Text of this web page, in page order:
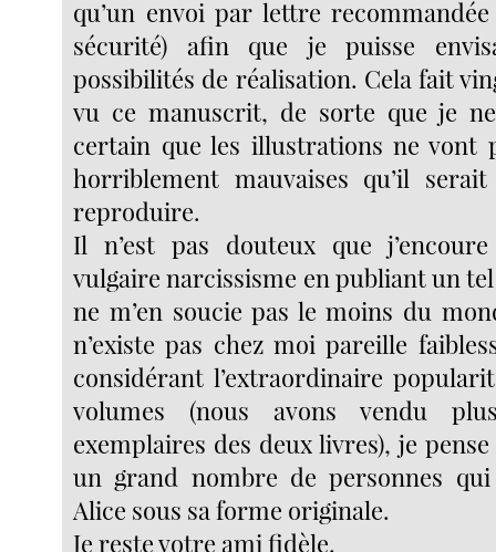
qu’un envoi par lettre
sécurité) afin que je puisse
possibilités de réalisation. Cela fait
vu ce manuscrit, de sorte que je
certain que les illustrations ne vont
horriblement mauvaises qu’il
reproduire.
Il n’est pas douteux que j’encoure
vulgaire narcissisme en publiant un
ne m’en soucie pas le moins du
n’existe pas chez moi pareille
considérant l’extraordinaire
volumes (nous avons vendu
exemplaires des deux livres), je
un grand nombre de personnes
Alice sous sa forme originale.
Je reste votre ami fidèle.